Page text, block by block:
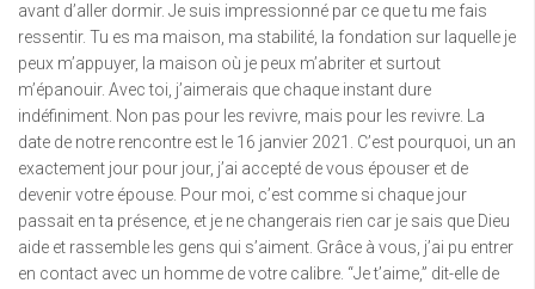
avant d’aller dormir. Je suis impressionné par ce que tu me fais
ressentir. Tu es ma maison, ma stabilité, la fondation sur laquelle je
peux m’appuyer, la maison où je peux m’abriter et surtout
m’épanouir. Avec toi, j’aimerais que chaque instant dure
indéfiniment. Non pas pour les revivre, mais pour les revivre. La
date de notre rencontre est le 16 janvier 2021. C’est pourquoi, un an
exactement jour pour jour, j’ai accepté de vous épouser et de
devenir votre épouse. Pour moi, c’est comme si chaque jour
passait en ta présence, et je ne changerais rien car je sais que Dieu
aide et rassemble les gens qui s’aiment. Grâce à vous, j’ai pu entrer
en contact avec un homme de votre calibre. “Je t’aime,” dit-elle de